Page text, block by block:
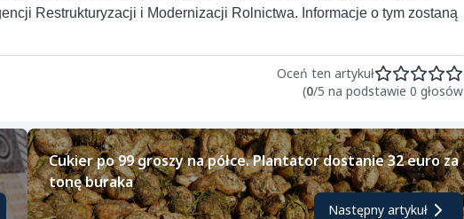
Restrukturyzacji i Modernizacji Rolnictwa. Informacje o tym zostaną
Oceń ten artykuł
(0/5 na podstawie 0 głosów
Cukier po 99 groszy na półce. Plantator dostanie 32 euro za
tonę buraka
Następny artykuł